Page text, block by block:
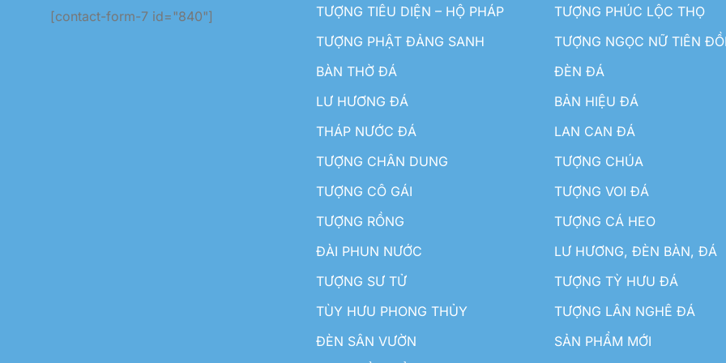
[contact-form-7 id="840"] TƯỢNG TIÊU DIỆN – HỘ PHÁP
TƯỢNG PHÚC LỘC THỌ
TƯỢNG PHẬT ĐẢNG SANH
TƯỢNG NGỌC NỮ TIÊN
BÀN THỜ ĐÁ
ĐÈN ĐÁ
LƯ HƯƠNG ĐÁ
BẢN HIỆU ĐÁ
THÁP NƯỚC ĐÁ
LAN CAN ĐÁ
TƯỢNG CHÂN DUNG
TƯỢNG CHÚA
TƯỢNG CÔ GÁI
TƯỢNG VOI ĐÁ
TƯỢNG RỒNG
TƯỢNG CÁ HEO
ĐÀI PHUN NƯỚC
LƯ HƯƠNG, ĐÈN BÀN, ĐÁ
TƯỢNG SƯ TỬ
TƯỢNG TỲ HƯU ĐÁ
TÙY HƯU PHONG THỦY
TƯỢNG LÂN NGHÊ ĐÁ
ĐÈN SÂN VƯỜN
SẢN PHẨM MỚI